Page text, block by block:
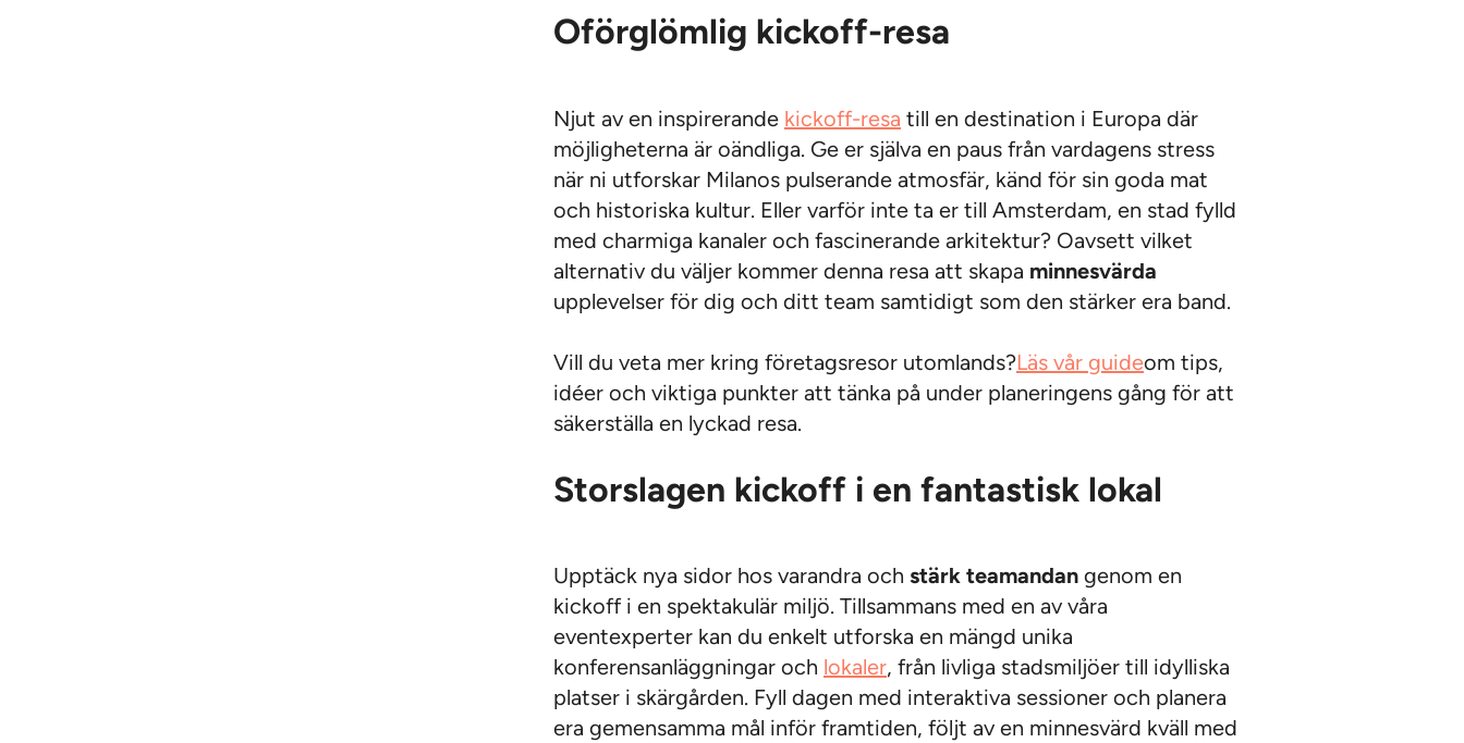
Oförglömlig kickoff-resa
Njut av en inspirerande kickoff-resa till en destination i Europa där
möjligheterna är oändliga. Ge er själva en paus från vardagens stress
när ni utforskar Milanos pulserande atmosfär, känd för sin goda mat
och historiska kultur. Eller varför inte ta er till Amsterdam, en stad fylld
med charmiga kanaler och fascinerande arkitektur? Oavsett vilket
alternativ du väljer kommer denna resa att skapa minnesvärda
upplevelser för dig och ditt team samtidigt som den stärker era band.
Vill du veta mer kring företagsresor utomlands? Läs vår guideom tips,
idéer och viktiga punkter att tänka på under planeringens gång för att
säkerställa en lyckad resa.
Storslagen kickoff i en fantastisk lokal
Upptäck nya sidor hos varandra och stärk teamandan genom en
kickoff i en spektakulär miljö. Tillsammans med en av våra
eventexperter kan du enkelt utforska en mängd unika
konferensanläggningar och lokaler, från livliga stadsmiljöer till idylliska
platser i skärgården. Fyll dagen med interaktiva sessioner och planera
era gemensamma mål inför framtiden, följt av en minnesvärd kväll med